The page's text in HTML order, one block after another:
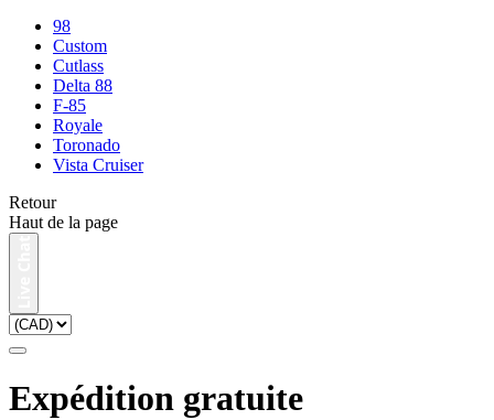
98
Custom
Cutlass
Delta 88
F-85
Royale
Toronado
Vista Cruiser
Retour
Haut de la page
Expédition gratuite